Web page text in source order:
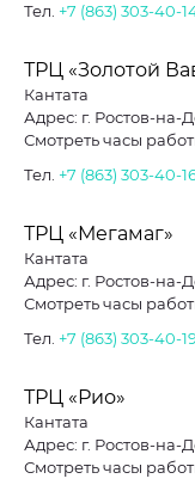
Тел. +7 (863) 303-40-
ТРЦ «Золотой
Кантата
Адрес: г. Ростов-на-
Смотреть часы
Тел. +7 (863) 303-40-
ТРЦ «Мегамаг»
Кантата
Адрес: г. Ростов-на-
Смотреть часы
Тел. +7 (863) 303-40-
ТРЦ «Рио»
Кантата
Адрес: г. Ростов-на-
Смотреть часы